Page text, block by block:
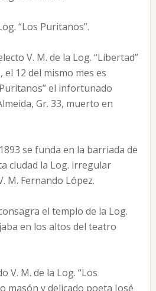
“Los Puritanos”.
V. M. de la Log. “Libertad”
el 12 del mismo mes es
el infortunado
Gr. 33, muerto en
se funda en la barriada de
ciudad la Log. irregular
M. Fernando López.
el templo de la Log.
en los altos del teatro
V. M. de la Log. “Los
masón y delicado poeta José